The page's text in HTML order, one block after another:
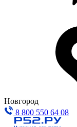
Новгород
8 800 550 64 08